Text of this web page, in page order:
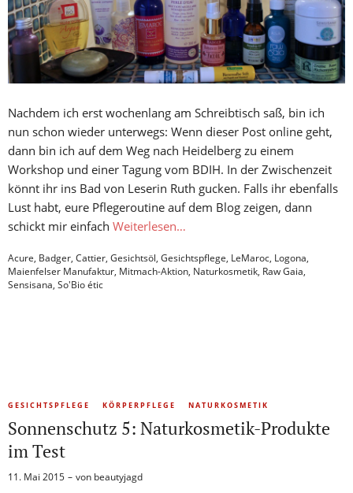
Nachdem ich erst wochenlang am Schreibtisch saß, bin ich
nun schon wieder unterwegs: Wenn dieser Post online geht,
dann bin ich auf dem Weg nach Heidelberg zu einem
Workshop und einer Tagung vom BDIH. In der Zwischenzeit
könnt ihr ins Bad von Leserin Ruth gucken. Falls ihr ebenfalls
Lust habt, eure Pflegeroutine auf dem Blog zeigen, dann
schickt mir einfach Weiterlesen…
Acure, Badger, Cattier, Gesichtsöl, Gesichtspflege, LeMaroc, Logona,
Maienfelser Manufaktur, Mitmach-Aktion, Naturkosmetik, Raw Gaia,
Sensisana, So'Bio étic
GESICHTSPFLEGE KÖRPERPFLEGE NATURKOSMETIK
Sonnenschutz 5: Naturkosmetik-Produkte
im Test
11. Mai 2015 von beautyjagd